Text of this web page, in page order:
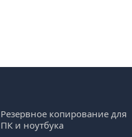
Резервное копирование для
ПК и ноутбука